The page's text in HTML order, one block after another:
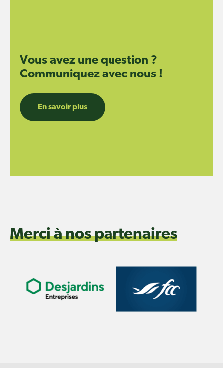
Vous avez une question ?
Communiquez avec nous !
En savoir plus
Merci à nos partenaires